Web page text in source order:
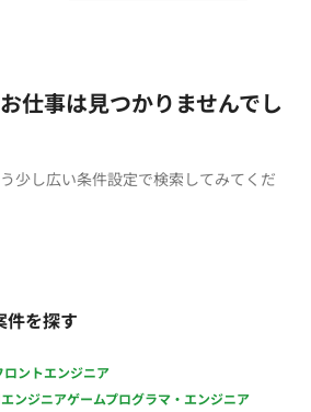
仕事は見つかりませんでし
少し広い条件設定で検索してみてくだ
件を探す
ロントエンジニア
ンジニアゲームプログラマ・エンジニア